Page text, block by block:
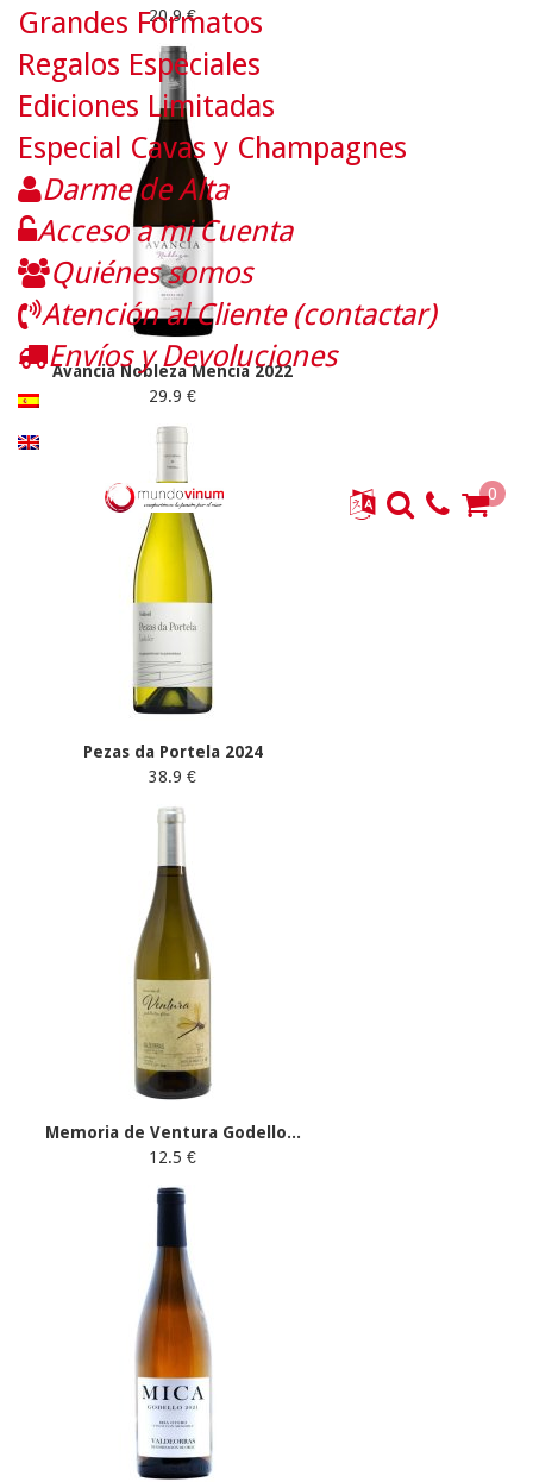
20.9 €
Avancia Nobleza Mencía 2022
29.9 €
Pezas da Portela 2024
38.9 €
Memoria de Ventura Godello...
12.5 €
Grandes Formatos
Regalos Especiales
Ediciones Limitadas
Especial Cavas y Champagnes
Darme de Alta
Acceso a mi Cuenta
Quiénes somos
Atención al Cliente (contactar)
Envíos y Devoluciones
0